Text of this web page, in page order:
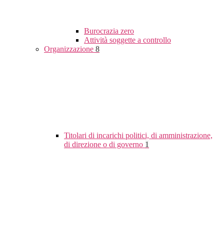
Burocrazia zero
Attività soggette a controllo
Organizzazione 8
Titolari di incarichi politici, di amministrazione,
di direzione o di governo 1